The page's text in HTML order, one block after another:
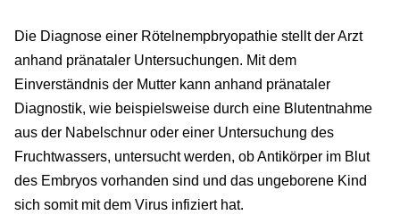
Die Diagnose einer Rötelnempbryopathie stellt der Arzt
anhand pränataler Untersuchungen. Mit dem
Einverständnis der Mutter kann anhand pränataler
Diagnostik, wie beispielsweise durch eine Blutentnahme
aus der Nabelschnur oder einer Untersuchung des
Fruchtwassers, untersucht werden, ob Antikörper im Blut
des Embryos vorhanden sind und das ungeborene Kind
sich somit mit dem Virus infiziert hat.